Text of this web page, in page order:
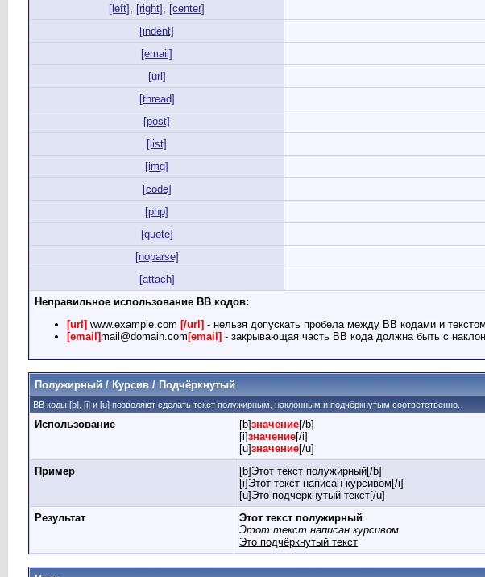
[left] , [right] , [center]
[indent]
[email]
[url]
[thread]
[post]
[list]
[img]
[code]
[php]
[quote]
[noparse]
[attach]
Неправильное использование BB кодов:
[url] www.example.com [/url] - нельзя допускать пробела между BB кодами и
[email]mail@domain.com [email] - закрывающая часть BB кода должна быть с
Полужирный / Курсив / Подчёркнутый
BB коды [b], [i] и [u] позволяют сделать текст полужирным, наклонным и подчёркнутым соответственно.
Использование [b]значение[/b]
[i]значение[/i]
[u]значение[/u]
Пример
[b]Этот текст полужирный[/b]
[i]Этот текст написан курсивом[/i]
[u]Это подчёркнутый текст[/u]
Результат
Этот текст полужирный
Этот текст написан курсивом
Это подчёркнутый текст